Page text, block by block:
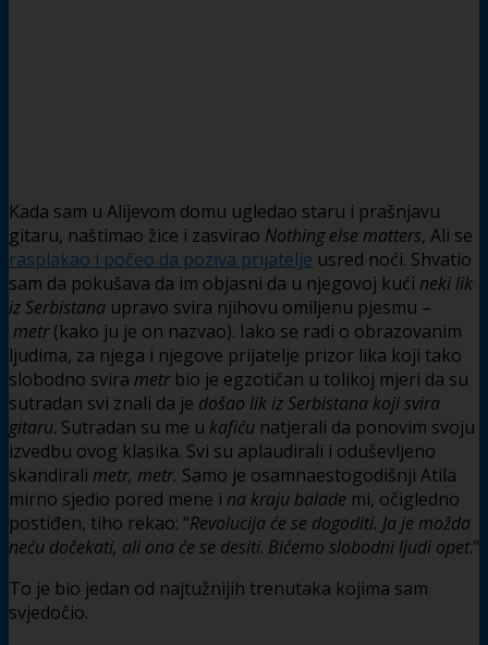
Kada sam u Alijevom domu ugledao staru i prašnjavu
gitaru, naštimao žice i zasvirao Nothing else matters, Ali se
rasplakao i počeo da poziva prijatelje usred noći. Shvatio
sam da pokušava da im objasni da u njegovoj kući neki lik
iz Serbistana upravo svira njihovu omiljenu pjesmu –
metr(kako ju je on nazvao). Iako se radi o obrazovanim
ljudima, za njega i njegove prijatelje prizor lika koji tako
slobodno svira metrbio je egzotičan u tolikoj mjeri da su
sutradan svi znali da je došao lik iz Serbistana koji svira
gitaru. Sutradan su me u kafiću natjerali da ponovim svoju
izvedbu ovog klasika. Svi su aplaudirali i oduševljeno
skandirali metr, metr. Samo je osamnaestogodišnji Atila
mirno sjedio pored mene i na kraju balade mi, očigledno
postiđen, tiho rekao: “Revolucija će se dogoditi. Ja je možda
neću dočekati, ali ona će se desiti. Bićemo slobodni ljudi opet.”
To je bio jedan od najtužnijih trenutaka kojima sam
svjedočio.